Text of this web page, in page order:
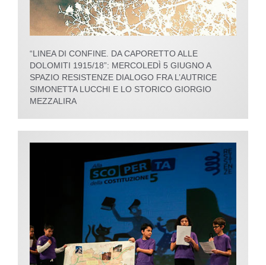
“LINEA DI CONFINE. DA CAPORETTO ALLE
DOLOMITI 1915/18”: MERCOLEDÌ 5 GIUGNO A
SPAZIO RESISTENZE DIALOGO FRA L’AUTRICE
SIMONETTA LUCCHI E LO STORICO GIORGIO
MEZZALIRA